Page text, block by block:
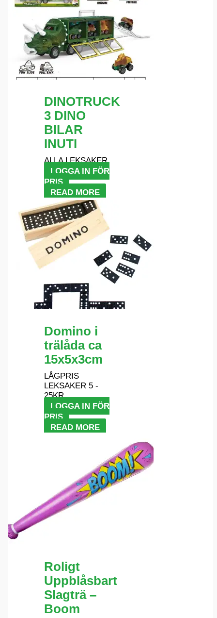
DINOTRUCK
3 DINO
BILAR
INUTI
ALLA LEKSAKER
LOGGA IN FÖR
PRIS
READ MORE
Domino i
trälåda ca
15x5x3cm
LÅGPRIS
LEKSAKER 5 -
25KR
LOGGA IN FÖR
PRIS
READ MORE
Roligt
Uppblåsbart
Slagträ –
Boom